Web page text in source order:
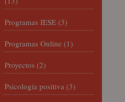
Programas IESE (3)
Programas Online (1)
Proyectos (2)
Psicología positiva (3)